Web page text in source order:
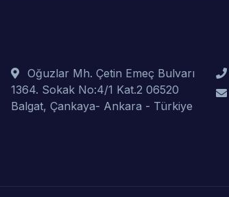
Oğuzlar Mh. Çetin Emeç Bulvarı
1364. Sokak No:4/1 Kat.2 06520
Balgat, Çankaya- Ankara - Türkiye